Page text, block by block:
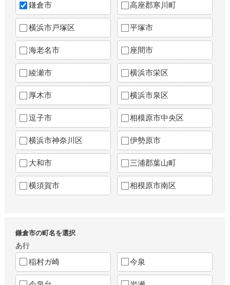
鎌倉市 高座郡寒川町
横浜市戸塚区 平塚市
海老名市 座間市
綾瀬市 横浜市栄区
厚木市 横浜市泉区
逗子市 相模原市中央区
横浜市神奈川区 伊勢原市
大和市 三浦郡葉山町
横須賀市 相模原市南区
鎌倉市の町名を選択
あ行
稲村ガ崎 今泉